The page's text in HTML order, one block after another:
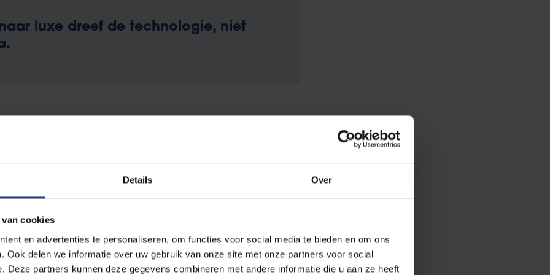
Details Over
van cookies
en advertenties te personaliseren, om functies voor social media te bieden en om ons
Ook delen we informatie over uw gebruik van onze site met onze partners voor social
Deze partners kunnen deze gegevens combineren met andere informatie die u aan ze heeft
luxe dreef de technologie, niet
de Gentenaars stoven en fornuizen op basis van steenkool deed omarmen.
Tot ver in de 19de eeuw was huishoudelijke verwarming de voornaamste
en consumptie van fossiele energie (steenkool, maar ook
en Leiden.